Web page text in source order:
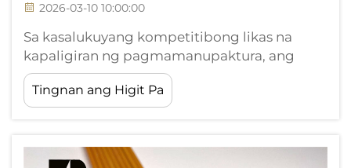
2026-03-10 10:00:00
Sa kasalukuyang kompetitibong likas na
kapaligiran ng pagmamanupaktura, ang
pagpili ng tamang tagapag-suplay ng
carbon fiber tube ay maaaring
makaimpluwensya nang malaki sa tagumpay
takdang panahon nito. Ang direktang
Tingnan ang Higit Pa